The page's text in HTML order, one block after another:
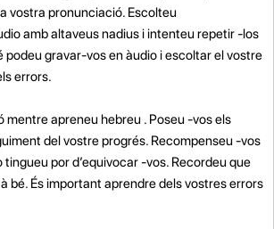
vostra pronunciació. Escolteu
amb altaveus nadius i intenteu repetir -los
podeu gravar-vos en àudio i escoltar el vostre
errors.
mentre apreneu hebreu . Poseu -vos els
del vostre progrés. Recompenseu -vos
tingueu por d’equivocar -vos. Recordeu que
bé. És important aprendre dels vostres errors